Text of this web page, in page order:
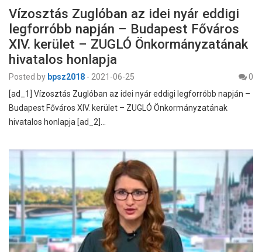
Vízosztás Zuglóban az idei nyár eddigi
legforróbb napján – Budapest Főváros
XIV. kerület – ZUGLÓ Önkormányzatának
hivatalos honlapja
Posted by bpsz2018 - 2021-06-25
0
[ad_1] Vízosztás Zuglóban az idei nyár eddigi legforróbb napján –
Budapest Főváros XIV. kerület – ZUGLÓ Önkormányzatának
hivatalos honlapja [ad_2]…